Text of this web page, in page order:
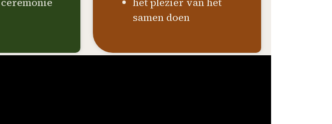
samen doen